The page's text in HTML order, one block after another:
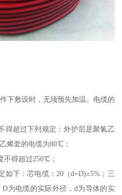
下敷设时，无须预先加温。电缆的
得超过下列规定：外护层是聚氯乙
烯套的电缆为80℃；
不得超过250℃；
如下：芯电缆：20（d+D)±5%；三
为电缆的实际外径，d为导体的实